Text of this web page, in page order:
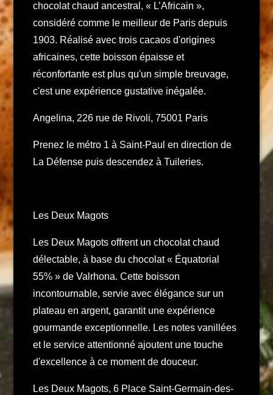
chocolat chaud ancestral, « L’Africain »,
considéré comme le meilleur de Paris depuis
1903. Réalisé avec trois cacaos d'origines
africaines, cette boisson épaisse et
réconfortante est plus qu'un simple breuvage,
c'est une expérience gustative inégalée.
Angelina, 226 rue de Rivoli, 75001 Paris
Prenez le métro 1 à Saint-Paul en direction de
La Défense puis descendez à Tuileries.
Les Deux Magots
Les Deux Magots offrent un chocolat chaud
délectable, à base du chocolat « Équatorial
55% » de Valrhona. Cette boisson
incontournable, servie avec élégance sur un
plateau en argent, garantit une expérience
gourmande exceptionnelle. Les notes vanillées
et le service attentionné ajoutent une touche
d'excellence à ce moment de douceur.
Les Deux Magots, 6 Place Saint-Germain-des-